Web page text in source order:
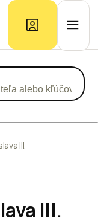
trhu
Inzerát
alebo kľúčové
III.
III.